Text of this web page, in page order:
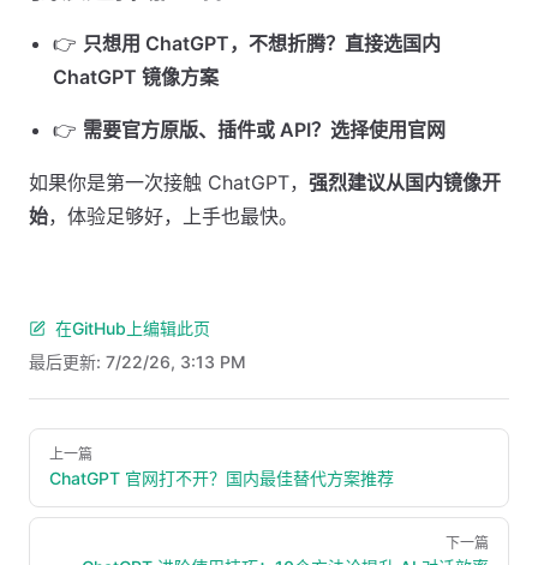
👉 只想用 ChatGPT，不想折腾？ 直接选国内
ChatGPT 镜像方案
👉 需要官方原版、插件或 API？ 选择使用官网
如果你是第一次接触 ChatGPT， 强烈建议从国内镜像开
始，体验足够好，上手也最快。
在GitHub上编辑此页
最后更新: 7/22/26, 3:13 PM
Pager
上一篇
ChatGPT 官网打不开？国内最佳替代方案推荐
下一篇